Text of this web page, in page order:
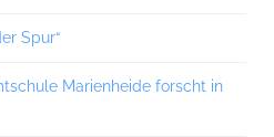
Spur“
Marienheide forscht in